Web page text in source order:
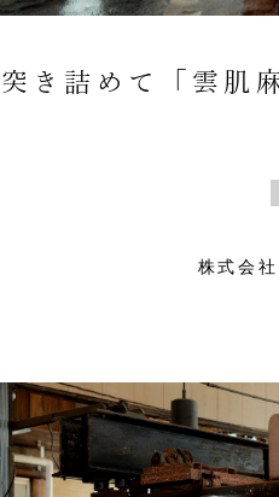
突き詰めて「雲肌
株式会